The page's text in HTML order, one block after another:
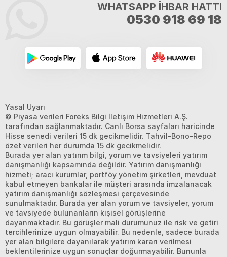
WHATSAPP İHBAR HATTI
0530 918 69 18
Yasal Uyarı
© Piyasa verileri Foreks Bilgi İletişim Hizmetleri A.Ş.
tarafından sağlanmaktadır. Canlı Borsa sayfaları haricinde
Hisse senedi verileri 15 dk gecikmelidir. Tahvil-Bono-Repo
özet verileri her durumda 15 dk gecikmelidir.
Burada yer alan yatırım bilgi, yorum ve tavsiyeleri yatırım
danışmanlığı kapsamında değildir. Yatırım danışmanlığı
hizmeti; aracı kurumlar, portföy yönetim şirketleri, mevduat
kabul etmeyen bankalar ile müşteri arasında imzalanacak
yatırım danışmanlığı sözleşmesi çerçevesinde
sunulmaktadır. Burada yer alan yorum ve tavsiyeler, yorum
ve tavsiyede bulunanların kişisel görüşlerine
dayanmaktadır. Bu görüşler mali durumunuz ile risk ve getiri
tercihlerinize uygun olmayabilir. Bu nedenle, sadece burada
yer alan bilgilere dayanılarak yatırım kararı verilmesi
beklentilerinize uygun sonuçlar doğurmayabilir. Bununla